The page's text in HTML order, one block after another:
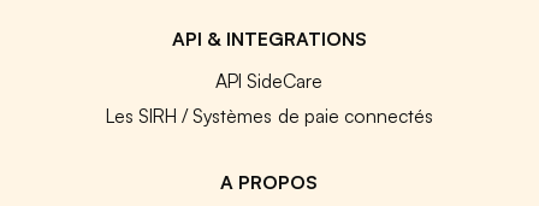
API & INTEGRATIONS
API SideCare
Les SIRH / Systèmes de paie connectés
A PROPOS